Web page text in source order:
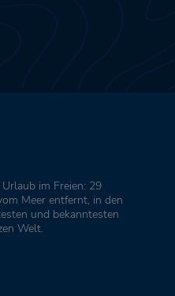
im Freien: 29
Meer entfernt, in den
und bekanntesten
Welt.